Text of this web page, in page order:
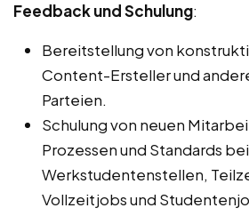
Feedback und Schulung:
Bereitstellung von
Content-Ersteller und
Parteien.
Schulung von neuen
Prozessen und Standards
Werkstudentenstellen,
Vollzeitjobs und